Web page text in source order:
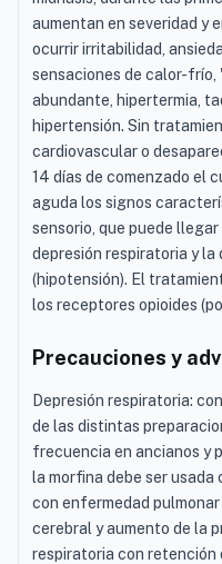
aumentan en severidad y
ocurrir irritabilidad,
sensaciones de calor-frío,
abundante, hipertermia,
hipertensión. Sin
cardiovascular o
14 días de comenzado el
aguda los signos
sensorio, que puede
depresión respiratoria y
(hipotensión). El
los receptores opioides
Precauciones y
Depresión respiratoria:
de las distintas
frecuencia en ancianos y
la morfina debe ser
con enfermedad
cerebral y aumento de la
respiratoria con retención